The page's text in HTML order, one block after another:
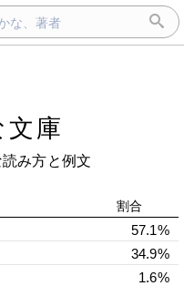
庫
読み方と例文
割合
57.1%
34.9%
1.6%